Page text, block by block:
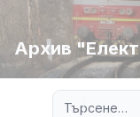
Архив